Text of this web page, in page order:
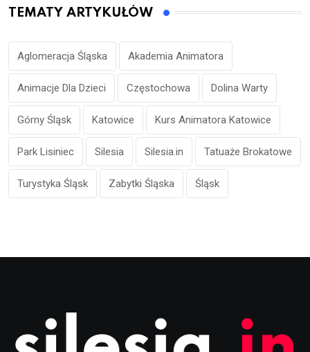
TEMATY ARTYKUŁÓW
Aglomeracja Śląska Akademia Animatora
Animacje Dla Dzieci Częstochowa Dolina Warty
Górny Śląsk Katowice Kurs Animatora Katowice
Park Lisiniec Silesia Silesia.in Tatuaże Brokatowe
Turystyka Śląsk Zabytki Śląska Śląsk